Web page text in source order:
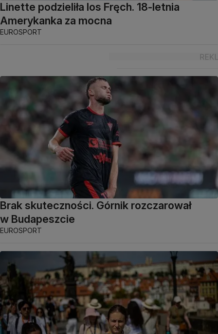
Linette podzieliła los Fręch. 18-letnia
Amerykanka za mocna
EUROSPORT
Brak skuteczności. Górnik rozczarował
w Budapeszcie
EUROSPORT